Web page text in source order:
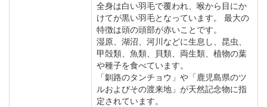
全身は白い羽毛で覆われ、喉から目にか
けてが黒い羽毛となっています。 最大の
特徴は頭の頭部が赤いことです。
湿原、湖沼、河川などに生息し、昆虫、
甲殻類、魚類、貝類、両生類、植物の葉
や種子を食べています。
「釧路のタンチョウ」や「鹿児島県のツ
ルおよびその渡来地」が天然記念物に指
定されています。